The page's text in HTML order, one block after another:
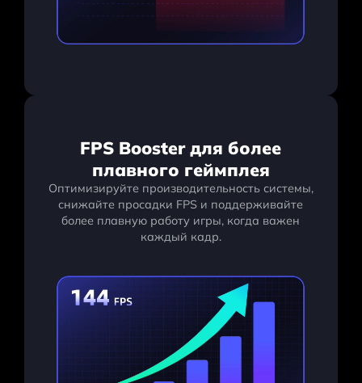
FPS Booster для более
плавного геймплея
Оптимизируйте производительность системы,
снижайте просадки FPS и поддерживайте
более плавную работу игры, когда важен
каждый кадр.